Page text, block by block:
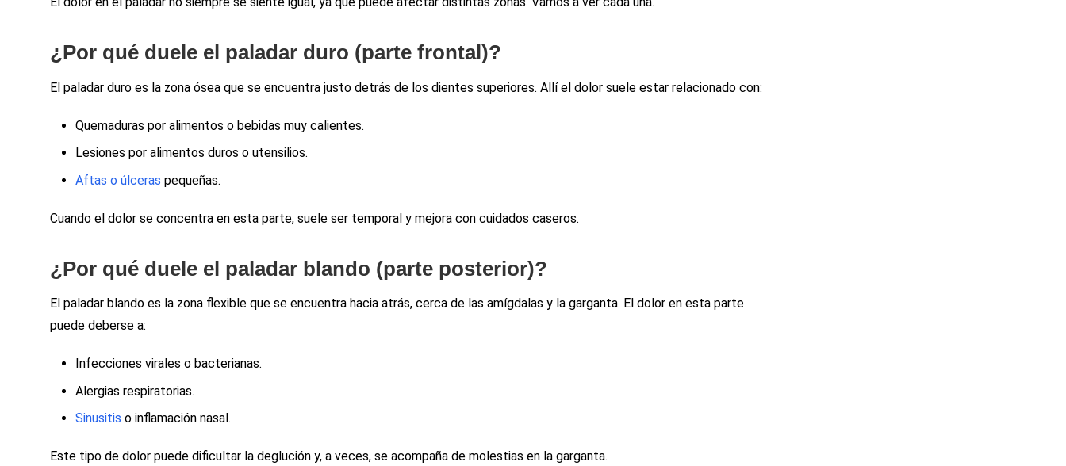
¿Por qué duele el paladar duro (parte frontal)?
El paladar duro es la zona ósea que se encuentra justo detrás de los dientes superiores. Allí el dolor suele estar relacionado con:
Quemaduras por alimentos o bebidas muy calientes.
Lesiones por alimentos duros o utensilios.
Aftas o úlceras pequeñas.
Cuando el dolor se concentra en esta parte, suele ser temporal y mejora con cuidados caseros.
¿Por qué duele el paladar blando (parte posterior)?
El paladar blando es la zona flexible que se encuentra hacia atrás, cerca de las amígdalas y la garganta. El dolor en esta parte
puede deberse a:
Infecciones virales o bacterianas.
Alergias respiratorias.
Sinusitis o inflamación nasal.
Este tipo de dolor puede dificultar la deglución y, a veces, se acompaña de molestias en la garganta.